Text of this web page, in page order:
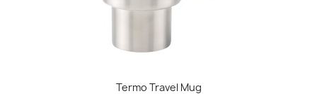
Termo Travel Mug